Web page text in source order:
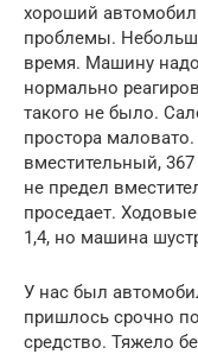
хороший
проблемы.
время. Машину
нормально
такого не было.
простора
вместительный,
не предел
проседает.
1,4, но машина
У нас был
пришлось срочно
средство. Тяжело